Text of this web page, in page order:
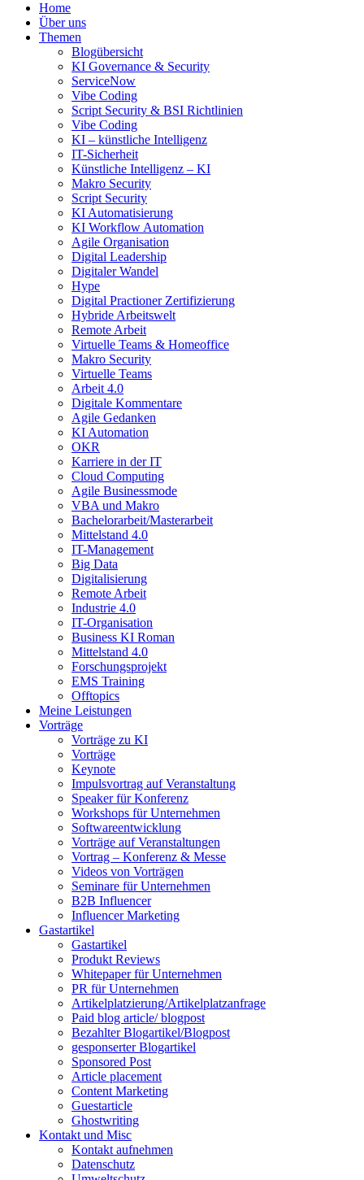
Home
Über uns
Themen
Blogübersicht
KI Governance & Security
ServiceNow
Vibe Coding
Script Security & BSI Richtlinien
Vibe Coding
KI – künstliche Intelligenz
IT-Sicherheit
Künstliche Intelligenz – KI
Makro Security
Script Security
KI Automatisierung
KI Workflow Automation
Agile Organisation
Digital Leadership
Digitaler Wandel
Hype
Digital Practioner Zertifizierung
Hybride Arbeitswelt
Remote Arbeit
Virtuelle Teams & Homeoffice
Makro Security
Virtuelle Teams
Arbeit 4.0
Digitale Kommentare
Agile Gedanken
KI Automation
OKR
Karriere in der IT
Cloud Computing
Agile Businessmode
VBA und Makro
Bachelorarbeit/Masterarbeit
Mittelstand 4.0
IT-Management
Big Data
Digitalisierung
Remote Arbeit
Industrie 4.0
IT-Organisation
Business KI Roman
Mittelstand 4.0
Forschungsprojekt
EMS Training
Offtopics
Meine Leistungen
Vorträge
Vorträge zu KI
Vorträge
Keynote
Impulsvortrag auf Veranstaltung
Speaker für Konferenz
Workshops für Unternehmen
Softwareentwicklung
Vorträge auf Veranstaltungen
Vortrag – Konferenz & Messe
Videos von Vorträgen
Seminare für Unternehmen
B2B Influencer
Influencer Marketing
Gastartikel
Gastartikel
Produkt Reviews
Whitepaper für Unternehmen
PR für Unternehmen
Artikelplatzierung/Artikelplatzanfrage
Paid blog article/ blogpost
Bezahlter Blogartikel/Blogpost
gesponserter Blogartikel
Sponsored Post
Article placement
Content Marketing
Guestarticle
Ghostwriting
Kontakt und Misc
Kontakt aufnehmen
Datenschutz